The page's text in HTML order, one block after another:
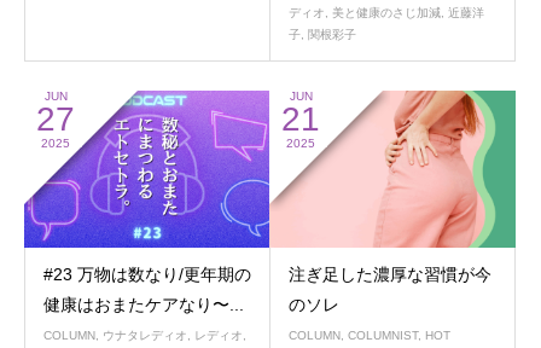
ディオ, 美と健康のさじ加減, 近藤洋
子, 関根彩子
JUN
27
2025
#23 万物は数なり/更年期の
健康はおまたケアなり〜...
COLUMN ウナタレディオ レディオ
JUN
21
2025
注ぎ足した濃厚な習慣が今
のソレ
COLUMN COLUMNIST, HOT